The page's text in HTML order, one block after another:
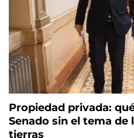
Propiedad privada:
Senado sin el tema
tierras